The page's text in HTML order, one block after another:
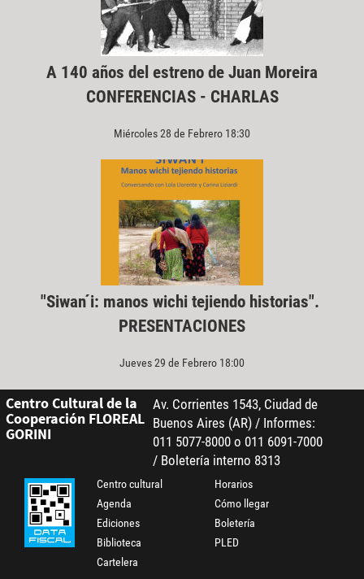
A 140 años del estreno de Juan Moreira
CONFERENCIAS - CHARLAS
Miércoles 28 de Febrero 18:30
"Siwan ́i: manos wichi tejiendo historias".
PRESENTACIONES
Jueves 29 de Febrero 18:00
Centro Cultural de la
Cooperación FLOREAL
GORINI
Av. Corrientes 1543, Ciudad de
Buenos Aires (AR) / Informes:
011 5077-8000 o 011 6091-7000
/ Boletería interno 8313
Centro cultural
Agenda
Ediciones
Biblioteca
Cartelera
Horarios
Cómo llegar
Boletería
PLED